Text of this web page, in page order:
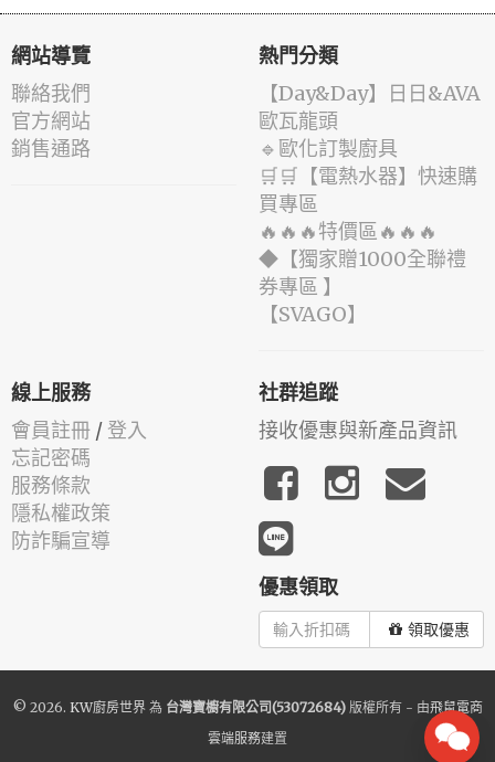
網站導覽
聯絡我們
官方網站
銷售通路
熱門分類
️【Day&Day】️日日&AVA
歐瓦龍頭
🔹歐化訂製廚具
🛒🛒【電熱水器】快速購
買專區
🔥🔥🔥特價區🔥🔥🔥
◆【獨家贈1000全聯禮
券專區 】
️【SVAGO】️
線上服務
會員註冊 / 登入
忘記密碼
服務條款
隱私權政策
防詐騙宣導
社群追蹤
接收優惠與新產品資訊
優惠領取
領取優惠
© 2026. KW廚房世界為 台灣寶櫥有限公司(53072684)版權所有 - 由飛鼠電商
雲端服務建置